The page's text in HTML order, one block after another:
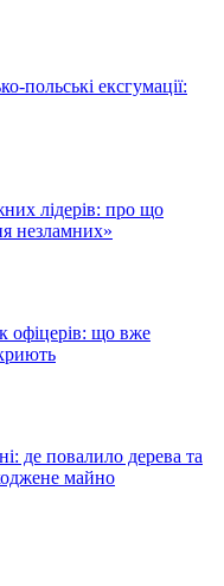
польські ексгумації:
лідерів: про що
незламних»
офіцерів: що вже
де повалило дерева та
майно